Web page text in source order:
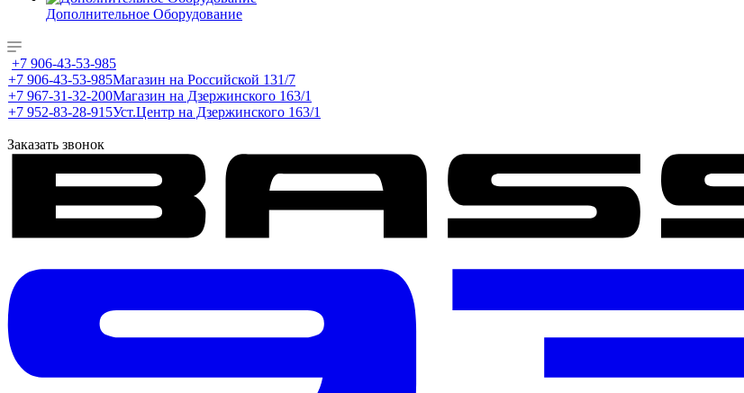
Дополнительное Оборудование
+7 906-43-53-985
+7 906-43-53-985Магазин на Российской 131/7
+7 967-31-32-200Магазин на Дзержинского 163/1
+7 952-83-28-915Уст.Центр на Дзержинского 163/1
Заказать звонок